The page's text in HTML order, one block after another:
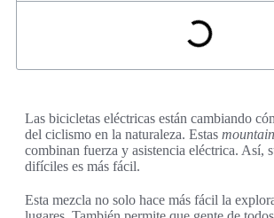
Las bicicletas eléctricas están cambiando
del ciclismo en la naturaleza. Estas
combinan fuerza y asistencia eléctrica. Así,
difíciles es más fácil.
Esta mezcla no solo hace más fácil la